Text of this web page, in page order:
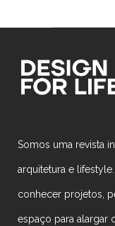
Somos uma revista
arquitetura e
conhecer projetos,
espaço para alargar